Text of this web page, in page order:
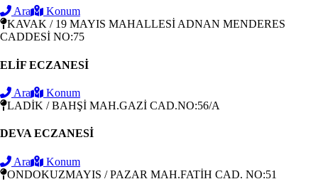
Ara
Konum
KAVAK / 19 MAYIS MAHALLESİ ADNAN MENDERES
CADDESİ NO:75
ELİF ECZANESİ
Ara
Konum
LADİK / BAHŞİ MAH.GAZİ CAD.NO:56/A
DEVA ECZANESİ
Ara
Konum
ONDOKUZMAYIS / PAZAR MAH.FATİH CAD. NO:51